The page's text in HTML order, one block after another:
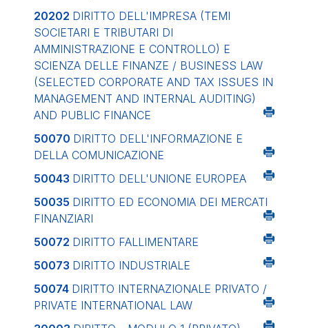
20202 DIRITTO DELL'IMPRESA (TEMI
SOCIETARI E TRIBUTARI DI
AMMINISTRAZIONE E CONTROLLO) E
SCIENZA DELLE FINANZE / BUSINESS LAW
(SELECTED CORPORATE AND TAX ISSUES IN
MANAGEMENT AND INTERNAL AUDITING)
AND PUBLIC FINANCE
50070 DIRITTO DELL'INFORMAZIONE E
DELLA COMUNICAZIONE
50043 DIRITTO DELL'UNIONE EUROPEA
50035 DIRITTO ED ECONOMIA DEI MERCATI
FINANZIARI
50072 DIRITTO FALLIMENTARE
50073 DIRITTO INDUSTRIALE
50074 DIRITTO INTERNAZIONALE PRIVATO /
PRIVATE INTERNATIONAL LAW